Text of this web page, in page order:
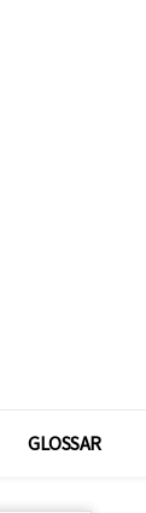
GLOSSAR